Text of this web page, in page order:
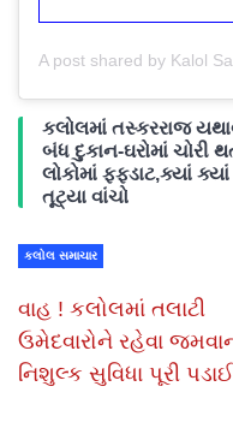
A post shared by Kalol
કલોલમાં તસ્કરરાજ
બંધ દુકાન-ઘરોમાં ચોરી
લોકોમાં ફફડાટ,ક્યાં ક્યાં
તૂટ્યા વાંચો
કલોલ સમાચાર
વાહ ! કલોલમાં તલાટી
ઉમેદવારોને રહેવા
નિશુલ્ક સુવિધા પૂરી